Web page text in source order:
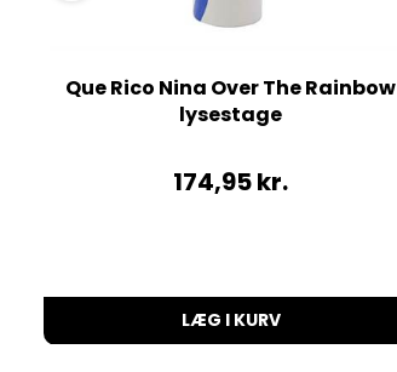
Que Rico Nina Over The Rainbow
lysestage
174,95kr.
LÆG I KURV